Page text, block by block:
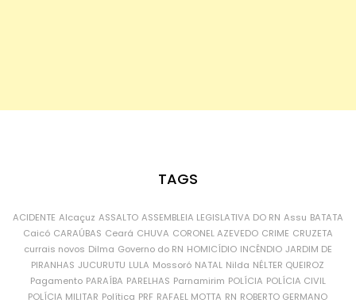
TAGS
ACIDENTE Alcaçuz ASSALTO ASSEMBLEIA LEGISLATIVA DO RN Assu BATATA
Caicó CARAÚBAS Ceará CHUVA CORONEL AZEVEDO CRIME CRUZETA
currais novos Dilma Governo do RN HOMICÍDIO INCÊNDIO JARDIM DE
PIRANHAS JUCURUTU LULA Mossoró NATAL Nilda NÉLTER QUEIROZ
Pagamento PARAÍBA PARELHAS Parnamirim POLÍCIA POLÍCIA CIVIL
POLÍCIA MILITAR Política PRF RAFAEL MOTTA RN ROBERTO GERMANO